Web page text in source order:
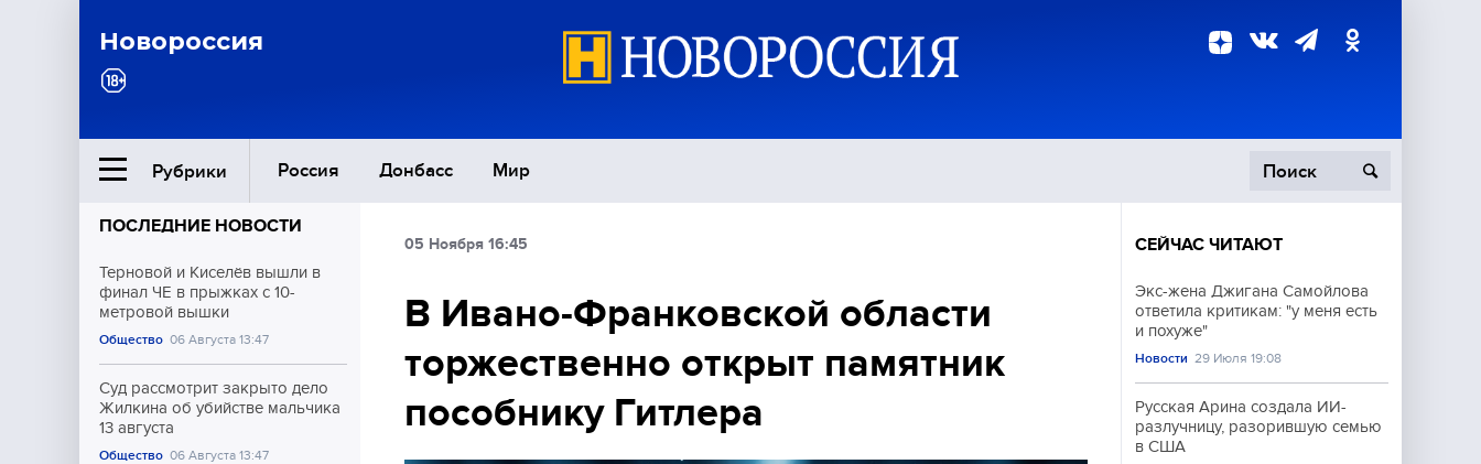
Новороссия
Рубрики Россия Донбасс Мир
Ближний Восток
Общество
Экономика
Происшествия
Культура
Спорт
ПОСЛЕДНИЕ НОВОСТИ
Терновой и Киселёв вышли в
финал ЧЕ в прыжках с 10-
метровой вышки
Общество 06 Августа 13:47
Суд рассмотрит закрыто дело
Жилкина об убийстве мальчика
13 августа
Общество 06 Августа 13:47
05 Ноября 16:45
В Ивано-Франковской области
торжественно открыт памятник
пособнику Гитлера
СЕЙЧАС ЧИТАЮТ
Экс-жена Джигана Самойлова
ответила критикам: "у меня есть
и похуже"
Новости 29 Июля 19:08
Русская Арина создала ИИ-
разлучницу, разорившую семью
в США